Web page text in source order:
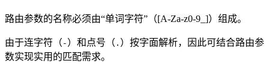
路由参数的名称必须由“单词字符”（[A-Za-z0-9_]）组成。
由于连字符（ - ）和点号（ . ）按字面解析，因此可结合路由参
数实现实用的匹配需求。